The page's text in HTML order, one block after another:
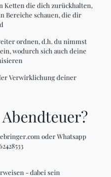
Ketten die dich zurückhalten,
Bereiche schauen, die dir
ordnen, d.h. du nimmst
wodurch sich auch deine
Verwirklichung deiner
oder Whatsapp
- dabei sein